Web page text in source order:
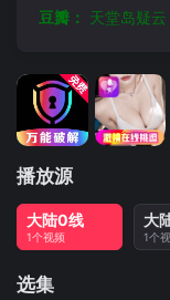
豆瓣： 天堂岛疑
播放源
大陆0线
1个视频
大
1个
选集